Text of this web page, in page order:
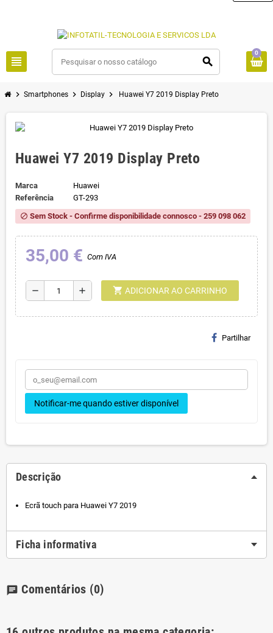
view_headline search
0
chevron_right Smartphones chevron_right Display chevron_right Huawei Y7 2019 Display Preto
Huawei Y7 2019 Display Preto
Marca
Huawei
Referência
GT-293
block Sem Stock - Confirme disponibilidade connosco - 259 098 062
35,00 € Com IVA
remove add shopping_cart ADICIONAR AO CARRINHO
Partilhar
Notificar-me quando estiver disponível
Descrição
Ecrã touch para Huawei Y7 2019
Ficha informativa
chat Comentários (0)